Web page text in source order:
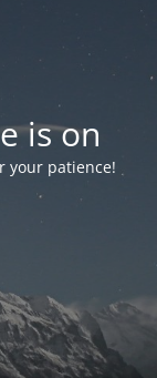
is on
your patience!